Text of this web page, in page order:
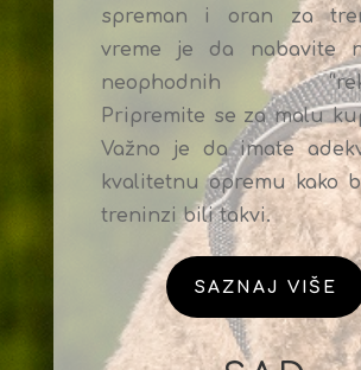
spreman i oran za
vreme je da nabavite
neophodnih
Pripremite se za malu
Važno je da imate
kvalitetnu opremu kako
treninzi bili takvi.
SAZNAJ VIŠE